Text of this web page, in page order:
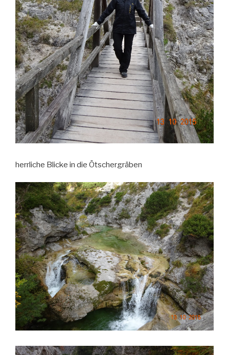
herrliche Blicke in die Ötschergräben